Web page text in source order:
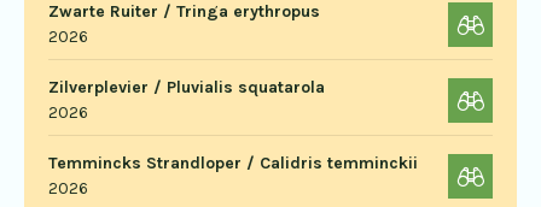
Zwarte Ruiter / Tringa erythropus
2026
Zilverplevier / Pluvialis squatarola
2026
Temmincks Strandloper / Calidris temminckii
2026